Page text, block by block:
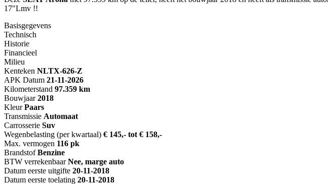
17"Lmv !!
Basisgegevens
Technisch
Historie
Financieel
Milieu
Kenteken NLTX-626-Z
APK Datum 21-11-2026
Kilometerstand 97.359 km
Bouwjaar 2018
Kleur Paars
Transmissie Automaat
Carrosserie Suv
Wegenbelasting (per kwartaal) € 145,- tot € 158,-
Max. vermogen 116 pk
Brandstof Benzine
BTW verrekenbaar Nee, marge auto
Datum eerste uitgifte 20-11-2018
Datum eerste toelating 20-11-2018